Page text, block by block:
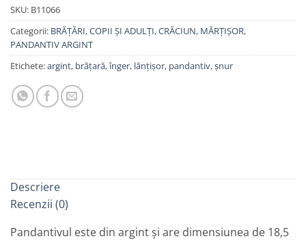
SKU: B11066
Categorii: BRĂȚĂRI,COPII ȘI ADULȚI,CRĂCIUN, MĂRȚIȘOR,
PANDANTIV ARGINT
Etichete:argint, brățară,înger, lănțișor, pandantiv,șnur
Descriere
Recenzii (0)
Pandantivul este din argint și are dimensiunea de 18,5